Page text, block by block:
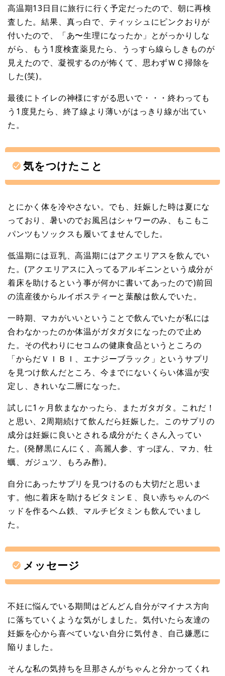
高温期13日目に旅行に行く予定だったので、朝に再検
査した。結果、真っ白で、ティッシュにピンクおりが
付いたので、「あ〜生理になったか」とがっかりしな
がら、もう1度検査薬見たら、うっすら線らしきものが
見えたので、凝視するのが怖くて、思わずＷＣ掃除を
した(笑)。
最後にトイレの神様にすがる思いで・・・終わっても
う1度見たら、終了線より薄いがはっきり線が出てい
た。
気をつけたこと
とにかく体を冷やさない。でも、妊娠した時は夏にな
っており、暑いのでお風呂はシャワーのみ、もこもこ
パンツもソックスも履いてませんでした。
低温期には豆乳、高温期にはアクエリアスを飲んでい
た。(アクエリアスに入ってるアルギニンという成分が
着床を助けるという事が何かに書いてあったので)前回
の流産後からルイボスティーと葉酸は飲んでいた。
一時期、マカがいいということで飲んでいたが私には
合わなかったのか体温がガタガタになったので止め
た。その代わりにセコムの健康食品というところの
「からだＶＩＢＩ、エナジーブラック」というサプリ
を見つけ飲んだところ、今までにないくらい体温が安
定し、きれいな二層になった。
試しに1ヶ月飲まなかったら、またガタガタ。これだ！
と思い、2周期続けて飲んだら妊娠した。このサプリの
成分は妊娠に良いとされる成分がたくさん入ってい
た。(発酵黒にんにく、高麗人参、すっぽん、マカ、牡
蠣、ガジュツ、もろみ酢)。
自分にあったサプリを見つけるのも大切だと思いま
す。他に着床を助けるビタミンＥ、良い赤ちゃんのベ
ッドを作るヘム鉄、マルチビタミンも飲んでいまし
た。
メッセージ
不妊に悩んでいる期間はどんどん自分がマイナス方向
に落ちていくような気がしました。気付いたら友達の
妊娠を心から喜べていない自分に気付き、自己嫌悪に
陥りました。
そんな私の気持ちを旦那さんがちゃんと分かってくれ